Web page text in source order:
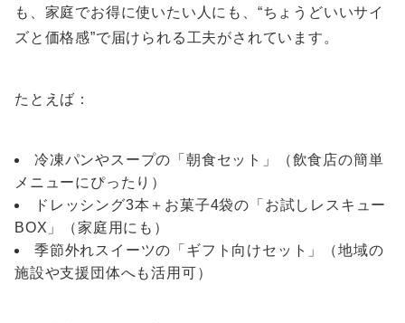
も、家庭でお得に使いたい人にも、“ちょうどいいサイ
ズと価格感”で届けられる工夫がされています。
たとえば：
冷凍パンやスープの「朝食セット」（飲食店の簡単
メニューにぴったり）
ドレッシング3本＋お菓子4袋の「お試しレスキュー
BOX」（家庭用にも）
季節外れスイーツの「ギフト向けセット」（地域の
施設や支援団体へも活用可）